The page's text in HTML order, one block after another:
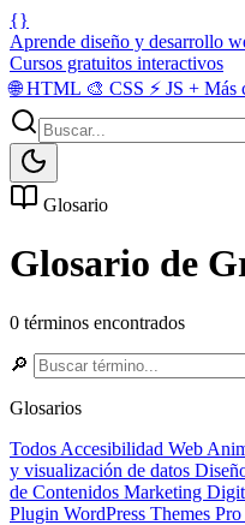
{}
Aprende diseño y desarrollo
Cursos gratuitos interactivos
🌐HTML 🎨 CSS ⚡ JS + Más
Glosario
Glosario de
0 términos encontrados
🔎
Glosarios
Todos Accesibilidad Web
y visualización de datos
de Contenidos Marketing
Plugin WordPress Themes Pro